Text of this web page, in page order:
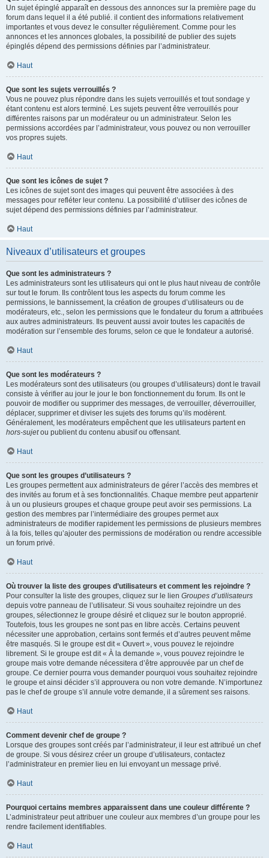
Un sujet épinglé apparaît en dessous des annonces sur la première page du
forum dans lequel il a été publié. il contient des informations relativement
importantes et vous devez le consulter régulièrement. Comme pour les
annonces et les annonces globales, la possibilité de publier des sujets
épinglés dépend des permissions définies par l’administrateur.
Haut
Que sont les sujets verrouillés ?
Vous ne pouvez plus répondre dans les sujets verrouillés et tout sondage y
étant contenu est alors terminé. Les sujets peuvent être verrouillés pour
différentes raisons par un modérateur ou un administrateur. Selon les
permissions accordées par l’administrateur, vous pouvez ou non verrouiller
vos propres sujets.
Haut
Que sont les icônes de sujet ?
Les icônes de sujet sont des images qui peuvent être associées à des
messages pour refléter leur contenu. La possibilité d’utiliser des icônes de
sujet dépend des permissions définies par l’administrateur.
Haut
Niveaux d’utilisateurs et groupes
Que sont les administrateurs ?
Les administrateurs sont les utilisateurs qui ont le plus haut niveau de contrôle
sur tout le forum. Ils contrôlent tous les aspects du forum comme les
permissions, le bannissement, la création de groupes d’utilisateurs ou de
modérateurs, etc., selon les permissions que le fondateur du forum a attribuées
aux autres administrateurs. Ils peuvent aussi avoir toutes les capacités de
modération sur l’ensemble des forums, selon ce que le fondateur a autorisé.
Haut
Que sont les modérateurs ?
Les modérateurs sont des utilisateurs (ou groupes d’utilisateurs) dont le travail
consiste à vérifier au jour le jour le bon fonctionnement du forum. Ils ont le
pouvoir de modifier ou supprimer des messages, de verrouiller, déverrouiller,
déplacer, supprimer et diviser les sujets des forums qu’ils modèrent.
Généralement, les modérateurs empêchent que les utilisateurs partent en
hors-sujetou publient du contenu abusif ou offensant.
Haut
Que sont les groupes d’utilisateurs ?
Les groupes permettent aux administrateurs de gérer l’accès des membres et
des invités au forum et à ses fonctionnalités. Chaque membre peut appartenir
à un ou plusieurs groupes et chaque groupe peut avoir ses permissions. La
gestion des membres par l’intermédiaire des groupes permet aux
administrateurs de modifier rapidement les permissions de plusieurs membres
à la fois, telles qu’ajouter des permissions de modération ou rendre accessible
un forum privé.
Haut
Où trouver la liste des groupes d’utilisateurs et comment les rejoindre ?
Pour consulter la liste des groupes, cliquez sur le lien Groupes d’utilisateurs
depuis votre panneau de l’utilisateur. Si vous souhaitez rejoindre un des
groupes, sélectionnez le groupe désiré et cliquez sur le bouton approprié.
Toutefois, tous les groupes ne sont pas en libre accès. Certains peuvent
nécessiter une approbation, certains sont fermés et d’autres peuvent même
être masqués. Si le groupe est dit « Ouvert », vous pouvez le rejoindre
librement. Si le groupe est dit « À la demande », vous pouvez rejoindre le
groupe mais votre demande nécessitera d’être approuvée par un chef de
groupe. Ce dernier pourra vous demander pourquoi vous souhaitez rejoindre
le groupe et ainsi décider s’il approuvera ou non votre demande. N’importunez
pas le chef de groupe s’il annule votre demande, il a sûrement ses raisons.
Haut
Comment devenir chef de groupe ?
Lorsque des groupes sont créés par l’administrateur, il leur est attribué un chef
de groupe. Si vous désirez créer un groupe d’utilisateurs, contactez
l’administrateur en premier lieu en lui envoyant un message privé.
Haut
Pourquoi certains membres apparaissent dans une couleur différente ?
L’administrateur peut attribuer une couleur aux membres d’un groupe pour les
rendre facilement identifiables.
Haut